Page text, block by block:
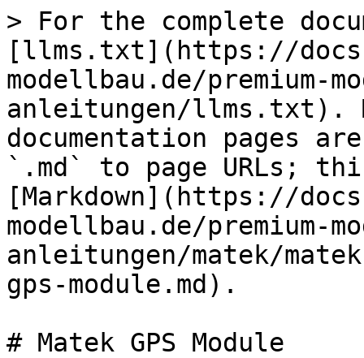
> For the complete
[llms.txt](https://
modellbau.de/premium-
anleitungen/llms.txt).
documentation pages
`.md` to page URLs;
[Markdown](https://
modellbau.de/premium-
anleitungen/matek/
gps-module.md).
# Matek GPS Module